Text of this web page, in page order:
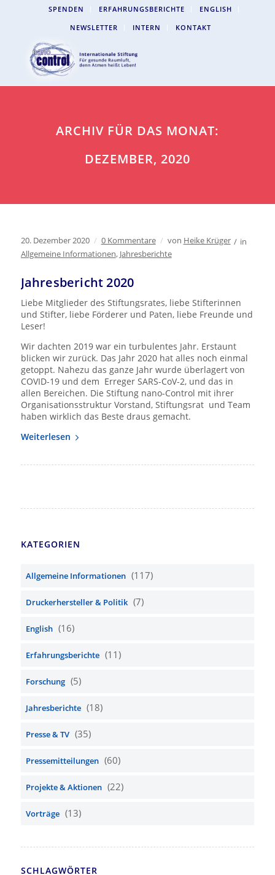
SPENDEN ERFAHRUNGSBERICHTE
ENGLISH
NEWSLETTER
INTERN KONTAKT
ARCHIV FÜR DAS MONAT:
DEZEMBER, 2020
20. Dezember 2020 / 0 Kommentare / von Heike Krüger / in
Allgemeine Informationen, Jahresberichte
Jahresbericht 2020
Liebe Mitglieder des Stiftungsrates, liebe Stifterinnen
und Stifter, liebe Förderer und Paten, liebe Freunde und
Leser!
Wir dachten 2019 war ein turbulentes Jahr. Erstaunt
blicken wir zurück. Das Jahr 2020 hat alles noch einmal
getoppt. Nahezu das ganze Jahr wurde überlagert von
COVID-19 und dem Erreger SARS-CoV-2, und das in
allen Bereichen. Die Stiftung nano-Control mit ihrer
Organisationsstruktur Vorstand, Stiftungsrat und Team
haben wirklich das Beste draus gemacht.
Weiterlesen
KATEGORIEN
Allgemeine Informationen (117)
Druckerhersteller & Politik (7)
English (16)
Erfahrungsberichte (11)
Forschung (5)
Jahresberichte (18)
Presse & TV (35)
Pressemitteilungen (60)
Projekte & Aktionen (22)
Vorträge (13)
SCHLAGWÖRTER